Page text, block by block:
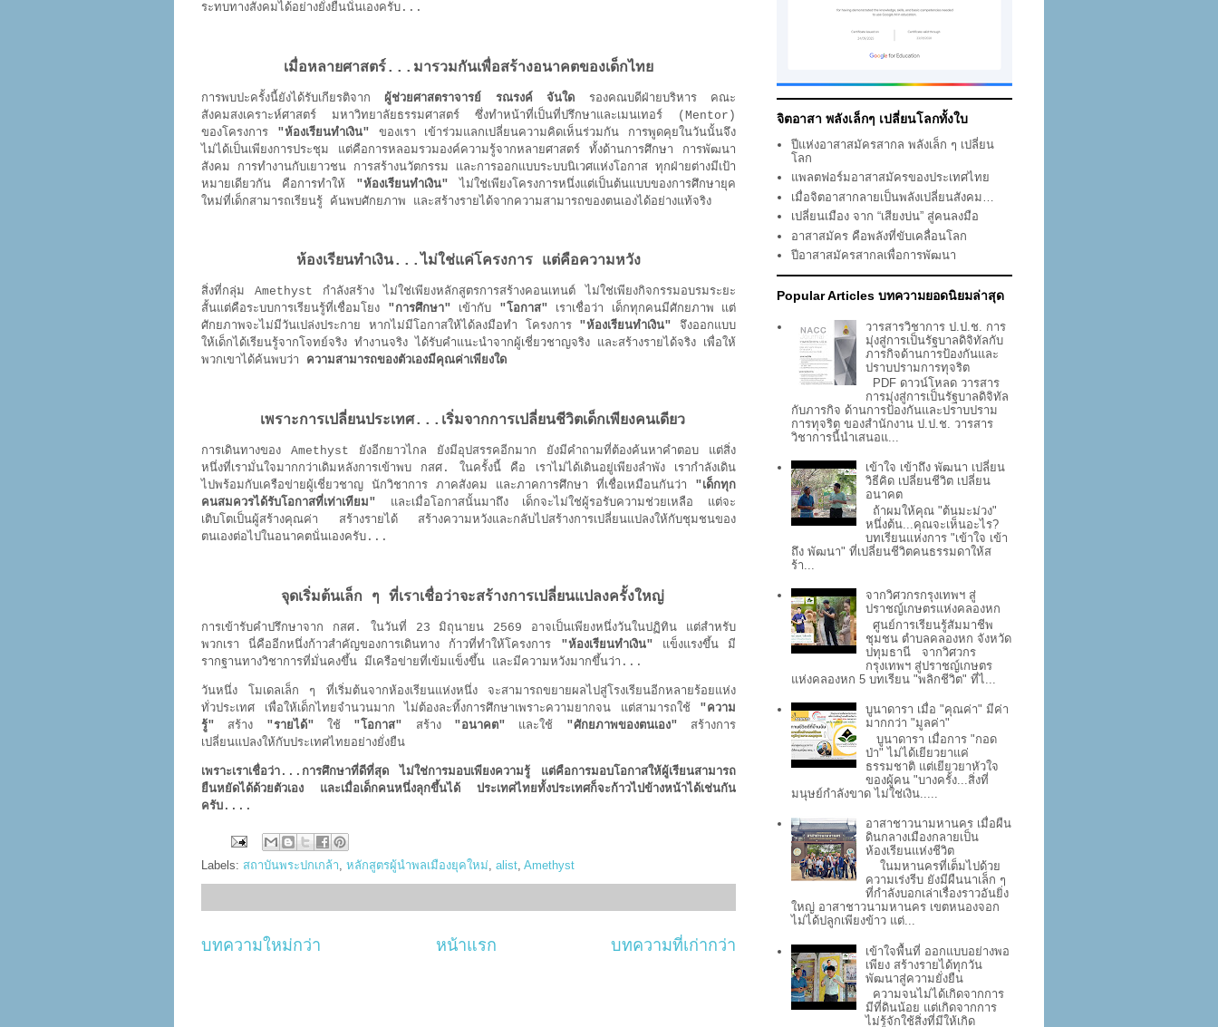
ระทบทางสังคมได้อย่างยั่งยืนนั่นเองครับ...
เมื่อหลายศาสตร์...มารวมกันเพื่อสร้างอนาคตของเด็กไทย
การพบปะครั้งนี้ยังได้รับเกียรติจากผู้ช่วยศาสตราจารย์ รณรงค์ จันใด รองคณบดีฝ่ายบริหาร คณะ
สังคมสงเคราะห์ศาสตร์ มหาวิทยาลัยธรรมศาสตร์ ซึ่งทำหน้าที่เป็นที่ปรึกษาและเมนเทอร์ (Mentor)
ของโครงการ "ห้องเรียนทำเงิน" ของเรา
เข้าร่วมแลกเปลี่ยนความคิดเห็นร่วมกัน การพูดคุยในวันนั้นจึง
ไม่ได้เป็นเพียงการประชุม แต่คือการหลอมรวมองค์ความรู้จากหลายศาสตร์ ทั้งด้านการศึกษา การพัฒนา
สังคม การทำงานกับเยาวชน การสร้างนวัตกรรม และการออกแบบระบบนิเวศแห่งโอกาส ทุกฝ่ายต่างมีเป้า
หมายเดียวกัน คือการทำให้ "ห้องเรียนทำเงิน" ไม่ใช่เพียงโครงการหนึ่งแต่เป็นต้นแบบของการศึกษายุค
ใหม่ที่เด็กสามารถเรียนรู้ ค้นพบศักยภาพ และสร้างรายได้จากความสามารถของตนเองได้อย่างแท้จริง
ห้องเรียนทำเงิน...ไม่ใช่แค่โครงการ แต่คือความหวัง
สิ่งที่กลุ่ม Amethyst กำลังสร้าง ไม่ใช่เพียงหลักสูตรการสร้างคอนเทนต์ ไม่ใช่เพียงกิจกรรมอบรมระยะ
สั้นแต่คือระบบการเรียนรู้ที่เชื่อมโยง "การศึกษา" เข้ากับ "โอกาส" เราเชื่อว่า เด็กทุกคนมีศักยภาพ แต่
ศักยภาพจะไม่มีวันเปล่งประกาย หากไม่มีโอกาสให้ได้ลงมือทำ โครงการ "ห้องเรียนทำเงิน" จึงออกแบบ
ให้เด็กได้เรียนรู้จากโจทย์จริง ทำงานจริง ได้รับคำแนะนำจากผู้เชี่ยวชาญจริง และสร้างรายได้จริง เพื่อให้
พวกเขาได้ค้นพบว่า ความสามารถของตัวเองมีคุณค่าเพียงใด
เพราะการเปลี่ยนประเทศ...เริ่มจากการเปลี่ยนชีวิตเด็กเพียงคนเดียว
การเดินทางของ Amethyst ยังอีกยาวไกล ยังมีอุปสรรคอีกมาก ยังมีคำถามที่ต้องค้นหาคำตอบ แต่สิ่ง
หนึ่งที่เรามั่นใจมากกว่าเดิมหลังการเข้าพบ กสศ. ในครั้งนี้ คือ เราไม่ได้เดินอยู่เพียงลำพัง เรากำลังเดิน
ไปพร้อมกับเครือข่ายผู้เชี่ยวชาญ นักวิชาการ ภาคสังคม และภาคการศึกษา ที่เชื่อเหมือนกันว่า "เด็กทุก
คนสมควรได้รับโอกาสที่เท่าเทียม" และเมื่อโอกาสนั้นมาถึง เด็กจะไม่ใช่ผู้รอรับความช่วยเหลือ แต่จะ
เติบโตเป็นผู้สร้างคุณค่า สร้างรายได้ สร้างความหวังและกลับไปสร้างการเปลี่ยนแปลงให้กับชุมชนของ
ตนเองต่อไปในอนาคตนั่นเองครับ...
จุดเริ่มต้นเล็ก ๆ ที่เราเชื่อว่าจะสร้างการเปลี่ยนแปลงครั้งใหญ่
การเข้ารับคำปรึกษาจาก กสศ. ในวันที่ 23 มิถุนายน 2569 อาจเป็นเพียงหนึ่งวันในปฏิทิน แต่สำหรับ
พวกเรา นี่คืออีกหนึ่งก้าวสำคัญของการเดินทาง ก้าวที่ทำให้โครงการ "ห้องเรียนทำเงิน" แข็งแรงขึ้น มี
รากฐานทางวิชาการที่มั่นคงขึ้น มีเครือข่ายที่เข้มแข็งขึ้น และมีความหวังมากขึ้นว่า...
วันหนึ่ง โมเดลเล็ก ๆ ที่เริ่มต้นจากห้องเรียนแห่งหนึ่ง จะสามารถขยายผลไปสู่โรงเรียนอีกหลายร้อยแห่ง
ทั่วประเทศ เพื่อให้เด็กไทยจำนวนมาก ไม่ต้องละทิ้งการศึกษาเพราะความยากจน แต่สามารถใช้ "ความ
รู้" สร้าง "รายได้" ใช้ "โอกาส" สร้าง "อนาคต" และใช้ "ศักยภาพของตนเอง" สร้างการ
เปลี่ยนแปลงให้กับประเทศไทยอย่างยั่งยืน
เพราะเราเชื่อว่า...การศึกษาที่ดีที่สุด ไม่ใช่การมอบเพียงความรู้ แต่คือการมอบโอกาสให้ผู้เรียนสามารถ
ยืนหยัดได้ด้วยตัวเอง และเมื่อเด็กคนหนึ่งลุกขึ้นได้ ประเทศไทยทั้งประเทศก็จะก้าวไปข้างหน้าได้เช่นกัน
ครับ....
Labels: สถาบันพระปกเกล้า หลักสูตรผู้นำพลเมืองยุคใหม่ alist Amethyst
บทความใหม่กว่า บทความที่เก่ากว่า
หน้าแรก
จิตอาสา พลังเล็กๆ เปลี่ยนโลกทั้งใบ
ปีแห่งอาสาสมัครสากล พลังเล็ก ๆ เปลี่ยน
โลก
แพลตฟอร์มอาสาสมัครของประเทศไทย
เมื่อจิตอาสากลายเป็นพลังเปลี่ยนสังคม…
เปลี่ยนเมือง จาก “เสียงบ่น” สู่คนลงมือ
อาสาสมัคร คือพลังที่ขับเคลื่อนโลก
ปีอาสาสมัครสากลเพื่อการพัฒนา
Popular Articles บทความยอดนิยมล่าสุด
วารสารวิชาการ ป.ป.ช. การ
มุ่งสู่การเป็นรัฐบาลดิจิทัลกับ
ภารกิจด้านการป้องกันและ
ปราบปรามการทุจริต
PDF ดาวน์โหลด วารสาร
การมุ่งสู่การเป็นรัฐบาลดิจิทัล
กับภารกิจ ด้านการป้องกันและปราบปราม
การทุจริต ของสำนักงาน ป.ป.ช. วารสาร
วิชาการนี้นำเสนอแ...
เข้าใจ เข้าถึง พัฒนา เปลี่ยน
วิธีคิด เปลี่ยนชีวิต เปลี่ยน
อนาคต
ถ้าผมให้คุณ "ต้นมะม่วง"
หนึ่งต้น...คุณจะเห็นอะไร?
บทเรียนแห่งการ "เข้าใจ เข้า
ถึง พัฒนา" ที่เปลี่ยนชีวิตคนธรรมดาให้ส
ร้า...
จากวิศวกรกรุงเทพฯ สู่
ปราชญ์เกษตรแห่งคลองหก
ศูนย์การเรียนรู้สัมมาชีพ
ชุมชน ตำบลคลองหก จังหวัด
ปทุมธานี จากวิศวกร
กรุงเทพฯ สู่ปราชญ์เกษตร
แห่งคลองหก 5 บทเรียน "พลิกชีวิต" ที่ไ...
บูนาดารา เมื่อ "คุณค่า" มีค่า
มากกว่า "มูลค่า"
บูนาดารา เมื่อการ "กอด
ป่า" ไม่ได้เยียวยาแค่
ธรรมชาติ แต่เยียวยาหัวใจ
ของผู้คน "บางครั้ง...สิ่งที่
มนุษย์กำลังขาด ไม่ใช่เงิน.....
อาสาชาวนามหานคร เมื่อผืน
ดินกลางเมืองกลายเป็น
ห้องเรียนแห่งชีวิต
ในมหานครที่เต็มไปด้วย
ความเร่งรีบ ยังมีผืนนาเล็ก ๆ
ที่กำลังบอกเล่าเรื่องราวอันยิ่ง
ใหญ่ อาสาชาวนามหานคร เขตหนองจอก
ไม่ได้ปลูกเพียงข้าว แต่...
เข้าใจพื้นที่ ออกแบบอย่างพอ
เพียง สร้างรายได้ทุกวัน
พัฒนาสู่ความยั่งยืน
ความจนไม่ได้เกิดจากการ
มีที่ดินน้อย แต่เกิดจากการ
ไม่รู้จักใช้สิ่งที่มีให้เกิด